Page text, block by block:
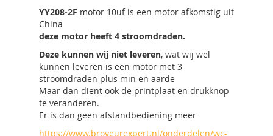
YY208-2F motor 10uf is een motor afkomstig uit
China
deze motor heeft 4 stroomdraden.
Deze kunnen wij niet leveren, wat wij wel
kunnen leveren is een motor met 3
stroomdraden plus min en aarde
Maar dan dient ook de printplaat en drukknop
te veranderen.
Er is dan geen afstandbediening meer
https://www.broyeurexpert.nl/onderdelen/wc-